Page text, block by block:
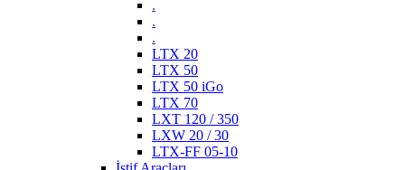
.
.
.
LTX 20
LTX 50
LTX 50 iGo
LTX 70
LXT 120 / 350
LXW 20 / 30
LTX-FF 05-10